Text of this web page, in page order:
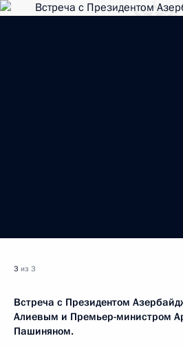
3 из 3
Встреча с Президентом
Алиевым и Премьер-министром
Пашиняном.